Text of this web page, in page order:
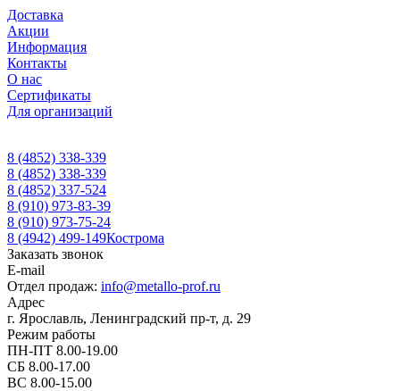
Доставка
Акции
Информация
Контакты
О нас
Сертификаты
Для организаций
8 (4852) 338-339
8 (4852) 338-339
8 (4852) 337-524
8 (910) 973-83-39
8 (910) 973-75-24
8 (4942) 499-149Кострома
Заказать звонок
E-mail
Отдел продаж: info@metallo-prof.ru
Адрес
г. Ярославль, Ленинградский пр-т, д. 29
Режим работы
ПН-ПТ 8.00-19.00
СБ 8.00-17.00
ВС 8.00-15.00